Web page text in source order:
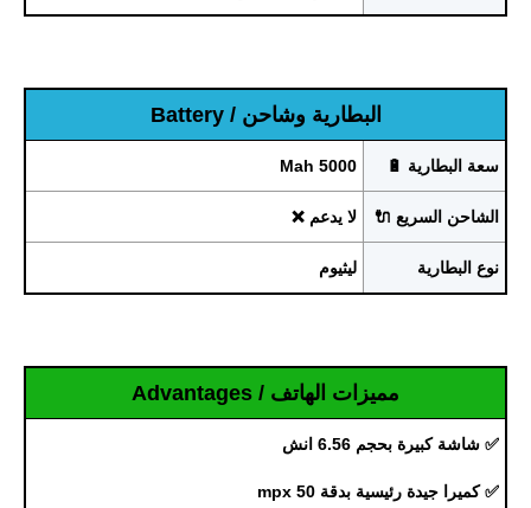
البطارية وشاحن / Battery
سعة البطارية 🔋 5000 Mah
الشاحن السريع 🔌 لا يدعم ❌
نوع البطارية ليثيوم
مميزات الهاتف / Advantages
✅ شاشة كبيرة بحجم 6.56 انش
✅ كميرا جيدة رئيسية بدقة 50 mpx